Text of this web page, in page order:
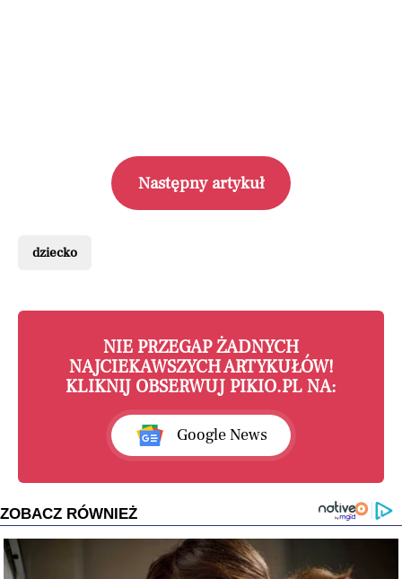
Następny artykuł
dziecko
NIE PRZEGAP ŻADNYCH
NAJCIEKAWSZYCH ARTYKUŁÓW!
KLIKNIJ OBSERWUJ PIKIO.PL NA:
Google News
ZOBACZ RÓWNIEŻ